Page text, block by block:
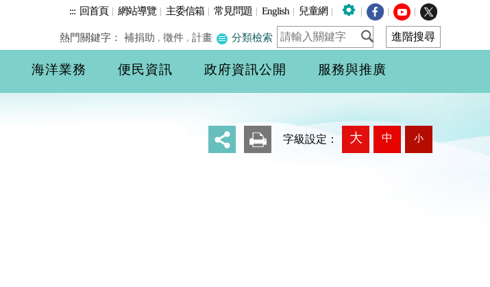
::: 回首頁| 網站導覽 | 主委信箱 | 常見問題 | English | 兒童網 | | | |
熱門關鍵字： 補捐助 , 徵件 , 計畫 分類檢索
海洋業務 便民資訊 政府資訊公開 服務與推廣
字級設定： 大 中 小